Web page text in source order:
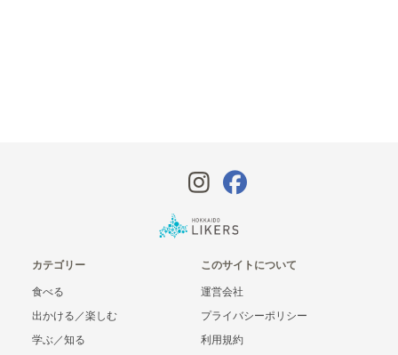
カテゴリー
食べる
出かける／楽しむ
学ぶ／知る
このサイトについて
運営会社
プライバシーポリシー
利用規約